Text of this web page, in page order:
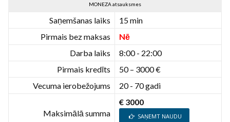
MONEZA atsauksmes
Saņemšanas laiks
15 min
Pirmais bez maksas
Nē
Darba laiks
8:00 - 22:00
Pirmais kredīts
50 – 3000 €
Vecuma ierobežojums
20 - 70 gadi
Maksimālā summa
€ 3000
SAŅEMT NAUDU